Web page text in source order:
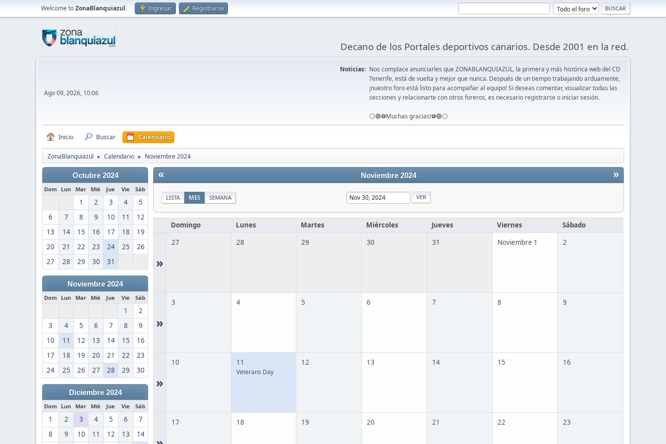
Welcome toZonaBlanquiazul. Ingresar Registrarse
Decano de los Portales deportivos canarios. Desde 2001 en la red.
Ago 09, 2026, 10:06
Noticias: Nos complace anunciarles que ZONABLANQUIAZUL, la primera y más histórica web del CD
Tenerife, está de vuelta y mejor que nunca. Después de un tiempo trabajando arduamente,
¡nuestro foro está listo para acompañar al equipo! Si deseas comentar, visualizar todas las
secciones y relacionarte con otros foreros, es necesario registrarse o iniciar sesión.
⚪️🔵⚽️Muchas gracias!⚽️🔵⚪️
Inicio Buscar Calendario
ZonaBlanquiazul ► Calendario ► Noviembre 2024
Octubre 2024
Dom Lun Mar Mié Jue Vie Sáb
1 2 3 4
5
6
7 8 9 10 11
12
13
14 15 16 17 18
19
20
21 22 23 24 25
26
27
28 29 30 31
Noviembre 2024
Dom Lun Mar Mié Jue Vie Sáb
1
2
3
4 5 6 7 8
9
10
11 12 13 14 15
16
17
18 19 20 21 22
23
24
25 26 27 28 29 30
Diciembre 2024
Dom Lun Mar Mié Jue Vie Sáb
1 2 3 4 5 6
7
8
9 10 11 12 13 14
« »
Noviembre 2024
LISTA MES SEMANA
Domingo Lunes Martes Miércoles Jueves Viernes Sábado
»
27 28 29 30 31 Noviembre 1 2
»
3 4 5 6 7 8 9
»
10 11
Veterans Day
12 13 14 15 16
17 18 19 20 21 22 23